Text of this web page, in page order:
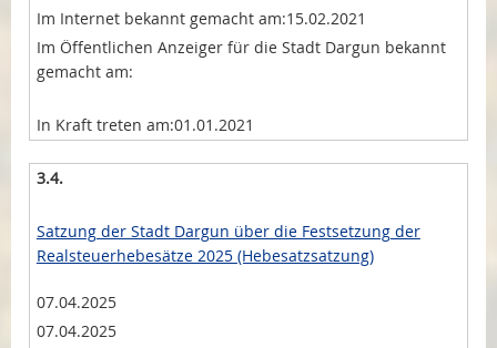
15.02.2021
01.01.2021
3.4.
Satzung der Stadt Dargun über die Festsetzung der
Realsteuerhebesätze 2025 (Hebesatzsatzung)
07.04.2025
07.04.2025